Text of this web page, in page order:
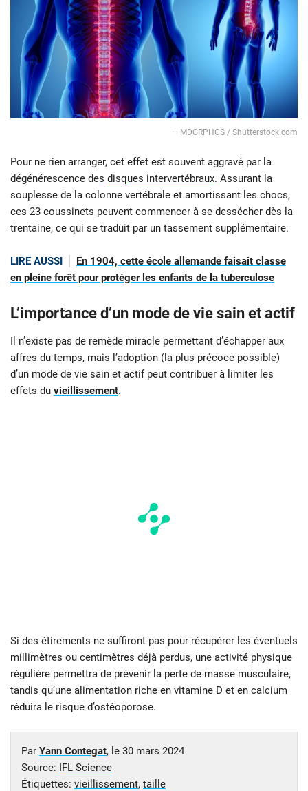
— MDGRPHCS / Shutterstock.com
Pour ne rien arranger, cet effet est souvent aggravé par la
dégénérescence des disques intervertébraux. Assurant la
souplesse de la colonne vertébrale et amortissant les chocs,
ces 23 coussinets peuvent commencer à se dessécher dès la
trentaine, ce qui se traduit par un tassement supplémentaire.
LIRE AUSSI
En 1904, cette école allemande faisait classe
en pleine forêt pour protéger les enfants de la tuberculose
L’importance d’un mode de vie sain et actif
Il n’existe pas de remède miracle permettant d’échapper aux
affres du temps, mais l’adoption (la plus précoce possible)
d’un mode de vie sain et actif peut contribuer à limiter les
effets du vieillissement.
Si des étirements ne suffiront pas pour récupérer les éventuels
millimètres ou centimètres déjà perdus, une activité physique
régulière permettra de prévenir la perte de masse musculaire,
tandis qu’une alimentation riche en vitamine D et en calcium
réduira le risque d’ostéoporose.
Par Yann Contegat, le 30 mars 2024
Source: IFL Science
Étiquettes: vieillissement, taille